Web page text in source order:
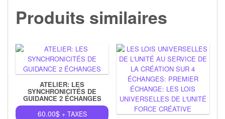
Produits similaires
ATELIER: LES
SYNCHRONICITÉS DE
GUIDANCE 2 ÉCHANGES
60.00$ + TAXES